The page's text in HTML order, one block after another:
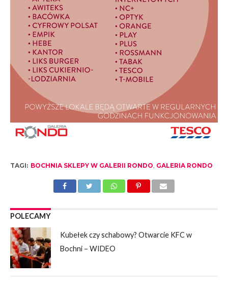
TAGI: BOCHNIA SKLEPY W GALERII RONDO GALERIA RONDO
POLECAMY
Kubełek czy schabowy? Otwarcie KFC w
Bochni – WIDEO